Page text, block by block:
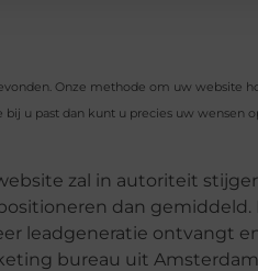
Onze methode om uw website
u past dan kunt u precies uw wensen
zal in autoriteit
dan gemiddeld.
leadgeneratie ontvangt
bureau uit